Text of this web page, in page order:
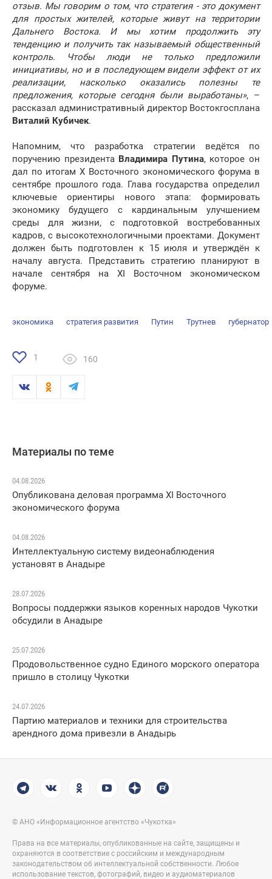
отзыв. Мы говорим о том, что стратегия - это документ
для простых жителей, которые живут на территории
Дальнего Востока. И мы хотим продолжить эту
тенденцию и получить так называемый общественный
контроль. Чтобы люди не только предложили
инициативы, но и в последующем видели эффект от их
реализации, насколько оказались полезны те
предложения, которые сегодня были выработаны», –
рассказал административный директор Востокгосплана
Виталий Кубичек.
Напомним, что разработка стратегии ведётся по
поручению президента Владимира Путина, которое он
дал по итогам X Восточного экономического форума в
сентябре прошлого года. Глава государства определил
ключевые ориентиры нового этапа: формировать
экономику будущего с кардинальным улучшением
среды для жизни, с подготовкой востребованных
кадров, с высокотехнологичными проектами. Документ
должен быть подготовлен к 15 июля и утверждён к
началу августа. Представить стратегию планируют в
начале сентября на ХI Восточном экономическом
форуме.
экономика стратегия развития Путин Трутнев губернатор
1 160
Материалы по теме
04.08.2026
Опубликована деловая программа XI Восточного
экономического форума
04.08.2026
Интеллектуальную систему видеонаблюдения
установят в Анадыре
28.07.2026
Вопросы поддержки языков коренных народов Чукотки
обсудили в Анадыре
25.07.2026
Продовольственное судно Единого морского оператора
пришло в столицу Чукотки
24.07.2026
Партию материалов и техники для строительства
арендного дома привезли в Анадырь
© АНО «Информационное агентство «Чукотка»
Права на все материалы, опубликованные на сайте, защищены и
охраняются в соответствие с российским и международным
законодательством об интеллектуальной собственности. Любое
использование текстов, фотографий, видео и аудиоматериалов